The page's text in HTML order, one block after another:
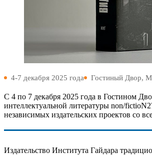
4-7 декабря 2025 года Гостиный Двор,
С 4 по 7 декабря 2025 года в Гостином
интеллектуальной литературы non/
независимых издательских проектов со
Издательство Института Гайдара